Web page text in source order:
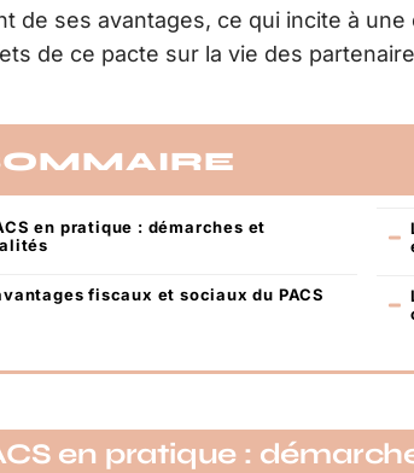
de ses avantages, ce qui incite à
de ce pacte sur la vie des
en pratique : démarches et
fiscaux et sociaux du PACS
en pratique :